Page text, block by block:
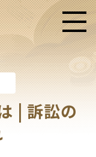
メニ
| 訴訟の